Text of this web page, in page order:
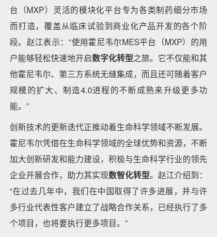
台（MXP）灵活的模块化平台专为各类制药细分市场
而打造，覆盖从临床试验到商业化产品开发的各个阶
段。赵江表示：“使用霍尼韦尔MES平台（MXP）的用
户能够轻松快速地开启数字化转型之旅。它不仅能和其
他霍尼韦尔、第三方系统无缝集成，而且还可随着客户
规模的扩大、制造4.0进程的不断成熟来升级更多功
能。”
创新技术的更新迭代正推动着生命科学领域不断发展。
霍尼韦尔凭借在生命科学领域的全球优势和资源，不断
加大创新研发和能力建设，积极与生命科学行业的领先
企业开展合作，助力其实现数智化转型。赵江介绍到：
“在过去几年中，我们在中国取得了许多进展，并与许
多行业代表性客户建立了战略合作关系，已经执行了多
个项目，也将要执行更多项目。”